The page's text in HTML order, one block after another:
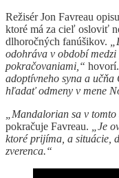
Režisér Jon Favreau
ktoré má za cieľ osloviť
dlhoročných fanúšikov.
odohráva v období
pokračovaniami,“ hovorí.
adoptívneho syna a
hľadať odmeny v mene
„Mandalorian sa v
pokračuje Favreau. „Je
ktoré prijíma, a situácie,
zverenca.“